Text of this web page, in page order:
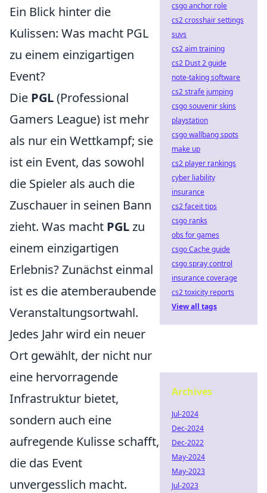
Ein Blick hinter die
Kulissen: Was macht PGL
zu einem einzigartigen
Event?
Die PGL(Professional
Gamers League) ist mehr
als nur ein Wettkampf; sie
ist ein Event, das sowohl
die Spieler als auch die
Zuschauer in seinen Bann
zieht. Was macht PGLzu
einem einzigartigen
Erlebnis? Zunächst einmal
ist es die atemberaubende
Veranstaltungsortwahl.
Jedes Jahr wird ein neuer
Ort gewählt, der nicht nur
eine hervorragende
Infrastruktur bietet,
sondern auch eine
aufregende Kulisse schafft,
die das Event
unvergesslich macht.
csgo anchor role
cs2 crosshair settings
suvs
cs2 aim training
cs2 Dust 2 guide
note-taking software
cs2 strafe jumping
csgo souvenir skins
playstation
csgo wallbang spots
make up
cs2 player rankings
cyber liability
insurance
cs2 faceit tips
csgo ranks
obs for games
csgo Cache guide
csgo spray control
insurance coverage
cs2 toxicity reports
View all tags
Archives
Jul-2024
Dec-2024
Dec-2022
May-2024
May-2023
Jul-2023